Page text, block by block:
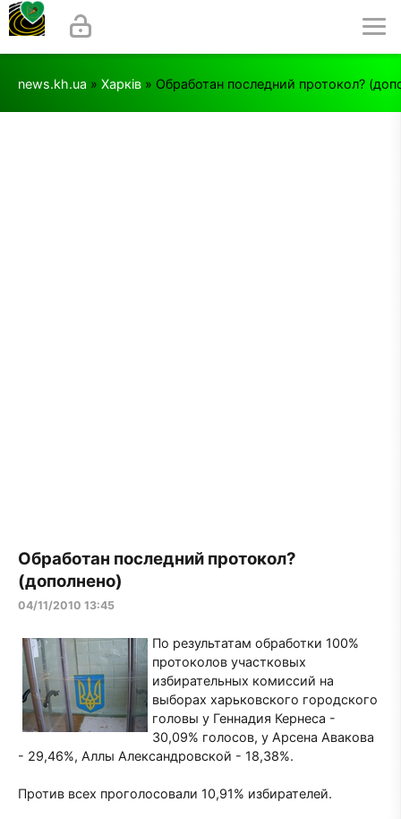
news.kh.ua » Харків » Обработан последний протокол?
Обработан последний протокол?
(дополнено)
04/11/2010 13:45
По результатам обработки 100%
протоколов участковых
избирательных комиссий на
выборах харьковского городского
головы у Геннадия Кернеса -
30,09% голосов, у Арсена Авакова
- 29,46%, Аллы Александровской - 18,38%.
Против всех проголосовали 10,91% избирателей.